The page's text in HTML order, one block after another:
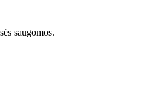
saugomos.